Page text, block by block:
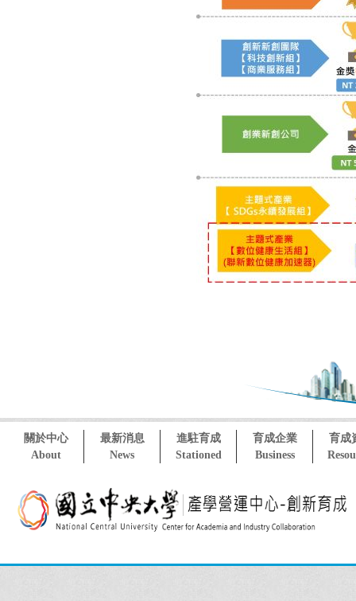
關於中心
About
最新消息
News
進駐育成
Stationed
育成企業
Business
育成